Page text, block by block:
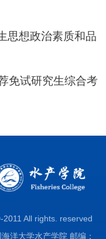
思想政治素质和品
免试研究生综合考
All rights. reserved
洋大学水产学院 邮编：